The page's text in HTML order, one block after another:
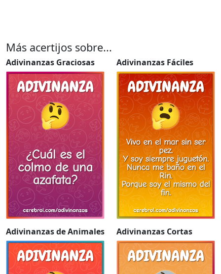
Más acertijos sobre...
Adivinanzas Graciosas Adivinanzas Fáciles
Adivinanzas de Animales Adivinanzas Cortas